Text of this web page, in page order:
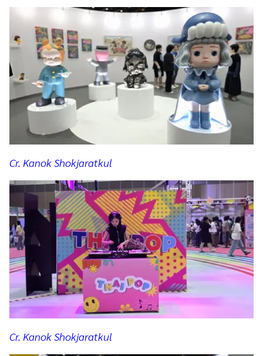
Cr. Kanok Shokjaratkul
Cr. Kanok Shokjaratkul